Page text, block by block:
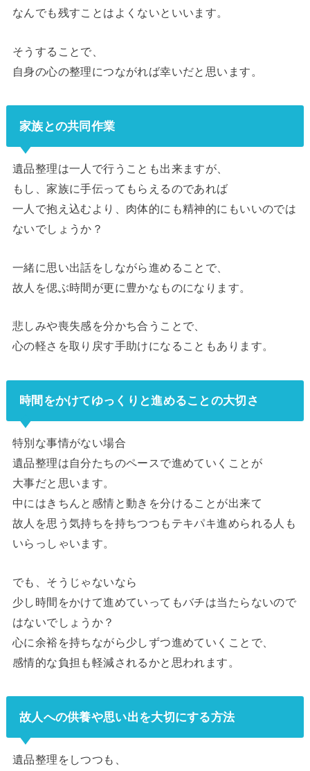
なんでも残すことはよくないといいます。
そうすることで、
自身の心の整理につながれば幸いだと思います。
家族との共同作業
遺品整理は一人で行うことも出来ますが、
もし、家族に手伝ってもらえるのであれば
一人で抱え込むより、肉体的にも精神的にもいいのでは
ないでしょうか？
一緒に思い出話をしながら進めることで、
故人を偲ぶ時間が更に豊かなものになります。
悲しみや喪失感を分かち合うことで、
心の軽さを取り戻す手助けになることもあります。
時間をかけてゆっくりと進めることの大切さ
特別な事情がない場合
遺品整理は自分たちのペースで進めていくことが
大事だと思います。
中にはきちんと感情と動きを分けることが出来て
故人を思う気持ちを持ちつつもテキパキ進められる人も
いらっしゃいます。
でも、そうじゃないなら
少し時間をかけて進めていってもバチは当たらないので
はないでしょうか？
心に余裕を持ちながら少しずつ進めていくことで、
感情的な負担も軽減されるかと思われます。
故人への供養や思い出を大切にする方法
遺品整理をしつつも、